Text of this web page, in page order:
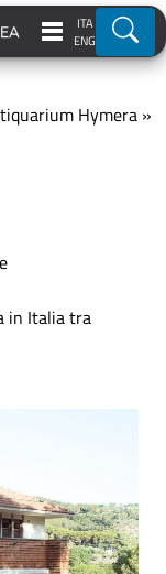
ITA
ENG
Hymera »
in Italia tra